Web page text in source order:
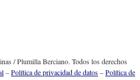
/ Plumilla Berciano. Todos los derechos
–Política de privacidad de datos–Política de